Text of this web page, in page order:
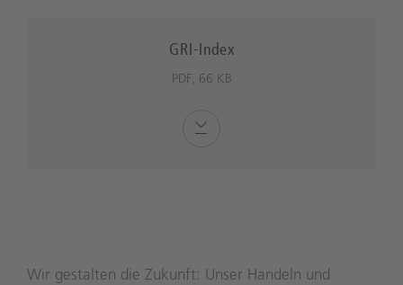
GRI-Index
PDF, 66 KB
Wir gestalten die Zukunft: Unser Handeln und